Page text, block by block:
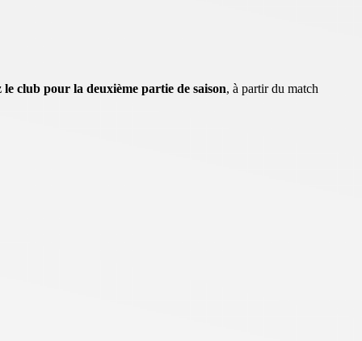
le club pour la deuxième partie de saison, à partir du match